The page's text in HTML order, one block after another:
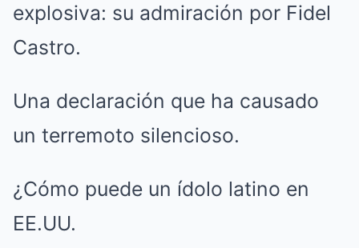
explosiva: su admiración por Fidel
Castro.
Una declaración que ha causado
un terremoto silencioso.
¿Cómo puede un ídolo latino en
EE.UU.